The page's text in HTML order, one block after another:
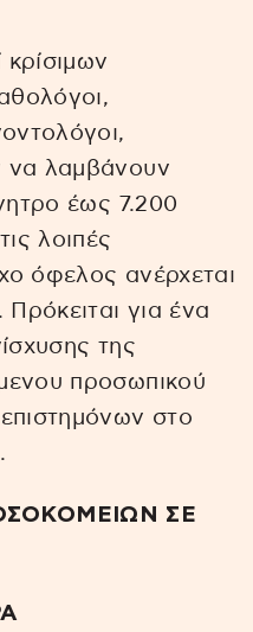
κρίσιμων
να λαμβάνουν
έως 7.200
λοιπές
όφελος ανέρχεται
για ένα
της
προσωπικού
στο
ΣΕ